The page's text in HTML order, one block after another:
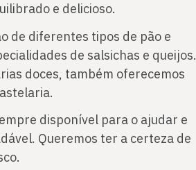
e delicioso.
de diferentes tipos de pão e
de salsichas e queijos.
doces, também oferecemos
disponível para o ajudar e
Queremos ter a certeza de